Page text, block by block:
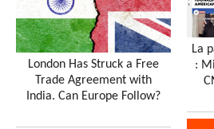
London Has Struck a Free
Trade Agreement with
India. Can Europe Follow?
La
: